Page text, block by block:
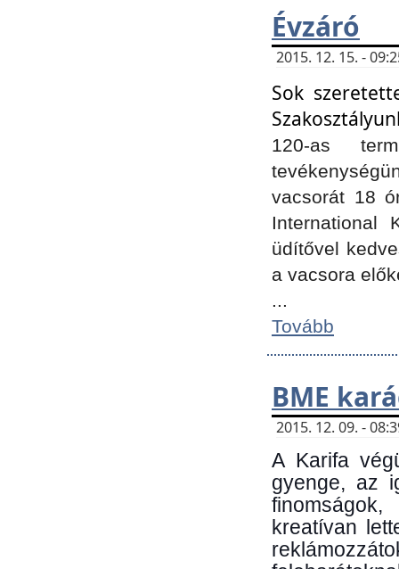
Évzáró
2015. 12. 15. -
Sok
120-as
vacsorát 18
International
üdítővel
a vacsora
...
Tovább
BME
2015. 12. 09. -
A Karifa
gyenge, az
kreatívan